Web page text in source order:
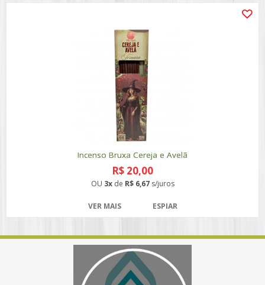
Incenso Bruxa Cereja e Avelã
R$ 20,00
OU 3xde R$ 6,67s/juros
VER MAIS ESPIAR